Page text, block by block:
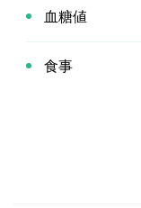
血糖値
食事